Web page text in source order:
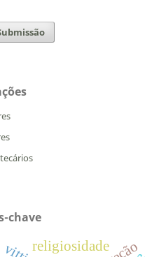
chave
religiosidade